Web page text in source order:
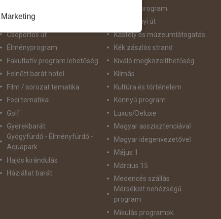
Csillagtúra
Csoportos út
Élményprogram
Fakultatív program lehetőség
Felnőtt barát hotel
Film / sorozat tematika
Foci tematika
Golf
Gyerekbarát
Gyógyfürdő - Élményfürdő -
Aquapark
Hajós kirándulás
Háziállat barát
Intenzív program
Karácsonyi út
Kastély és múzeumlátogatás
Kék zászlós strand
Kiváló megközelíthetőség
Klímás
Kultúra és történelem
Könnyű program
Luxus/Deluxe
Magyar asszisztenciával
Magyar idegenvezetővel
Május 1
Március 15
Medencés szállás
Mérsékelt nehézségű
program
Mikulás programok
Marketing